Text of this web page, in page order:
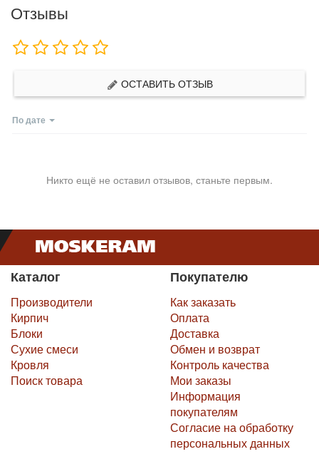
Отзывы
ОСТАВИТЬ ОТЗЫВ
По дате
Никто ещё не оставил отзывов, станьте первым.
Каталог
Производители
Кирпич
Блоки
Сухие смеси
Кровля
Поиск товара
Покупателю
Как заказать
Оплата
Доставка
Обмен и возврат
Контроль качества
Мои заказы
Информация
покупателям
Согласие на обработку
персональных данных